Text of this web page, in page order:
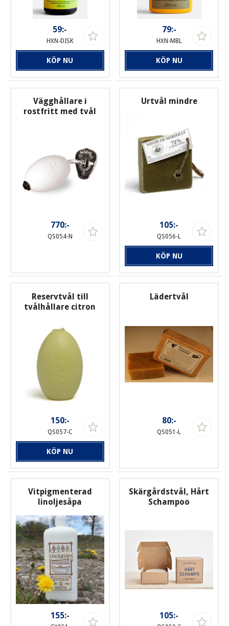
59:-
HXN-DISK
KÖP NU
79:-
HXN-MBL
KÖP NU
Vägghållare i
rostfritt med tvål
770:-
QS054-N
Urtvål mindre
105:-
QS056-L
KÖP NU
Reservtvål till
tvålhållare citron
150:-
QS057-C
KÖP NU
Lädertvål
80:-
QS051-L
Vitpigmenterad
linoljesåpa
155:-
Skärgårdstvål, Hårt
Schampoo
105:-